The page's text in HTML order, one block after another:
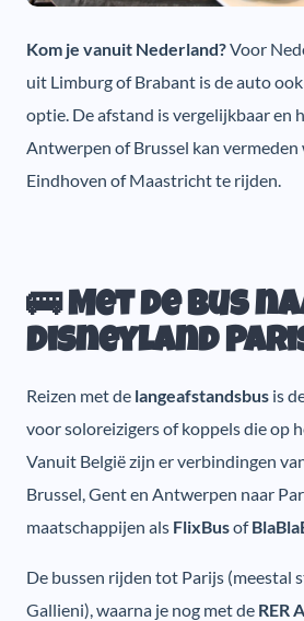
Kom je vanuit Nederland?Voor
uit Limburg of Brabant is de auto
optie. De afstand is vergelijkbaar en
Antwerpen of Brussel kan
Eindhoven of Maastricht te rijden.
🚌 Met de bus
Disneyland
Reizen met de langeafstandsbus is
voor soloreizigers of koppels die op
Vanuit België zijn er verbindingen
Brussel, Gent en Antwerpen naar
maatschappijen als FlixBusof
De bussen rijden tot Parijs (meestal
Gallieni), waarna je nog met de RER